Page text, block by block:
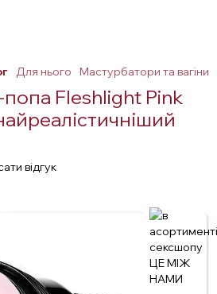
Для нього Мастурбатори та вагіни
Fleshlight Pink
відгук